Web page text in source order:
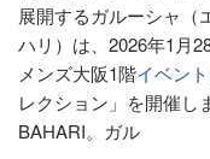
展開するガルーシャ（
ハリ）は、2026年1月
メンズ大阪1階イベント
レクション」を開催し
BAHARI。ガル